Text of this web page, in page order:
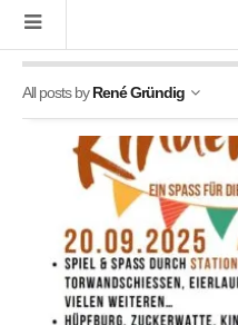
All posts byRené Gründig